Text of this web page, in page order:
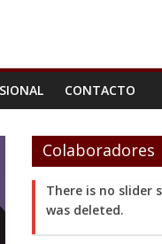
CONTACTO
Colaboradores
There is no slider
was deleted.